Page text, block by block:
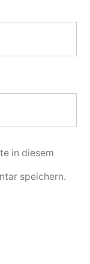
in diesem
speichern.